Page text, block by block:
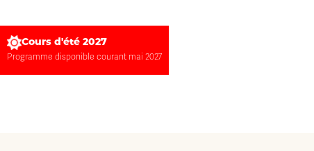
Cours d'été 2027
Programme disponible courant mai 2027